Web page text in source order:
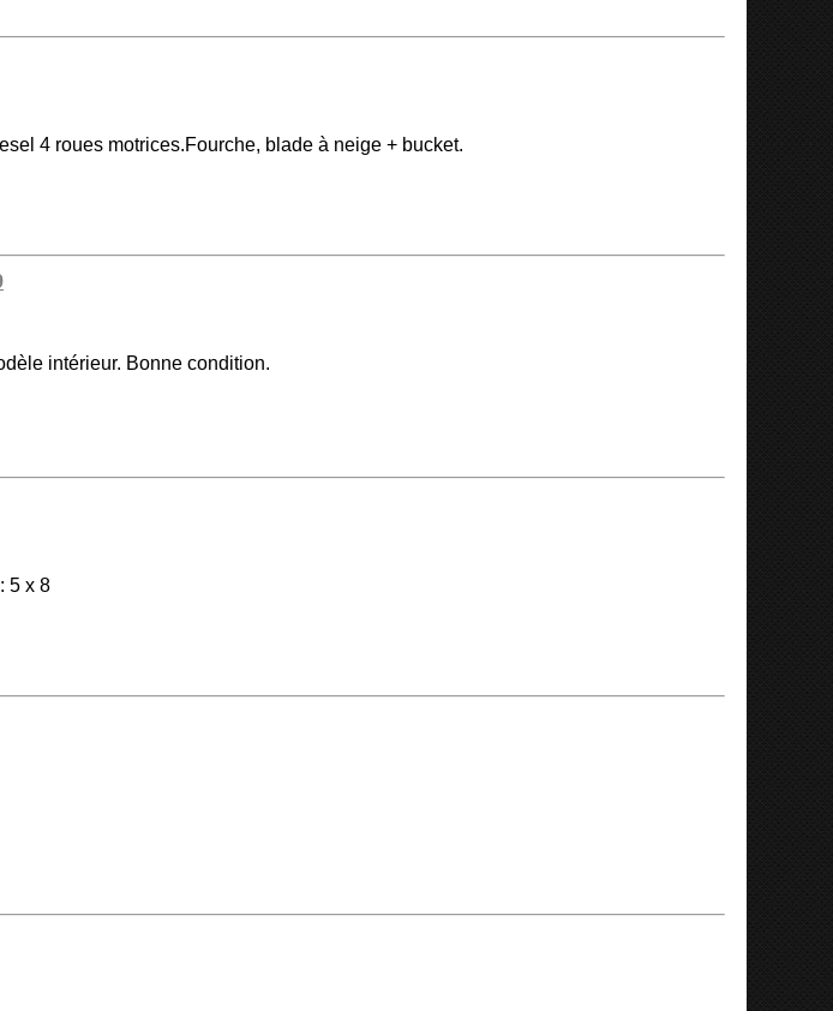
4 roues motrices.Fourche, blade à neige + bucket.
intérieur. Bonne condition.
5 x 8